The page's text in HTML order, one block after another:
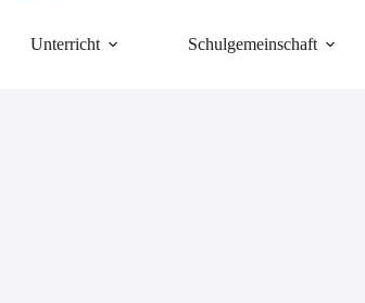
Unterricht Schulgemeinschaft